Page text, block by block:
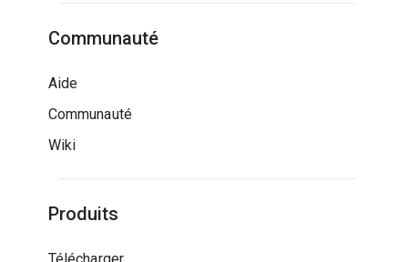
Communauté
Aide
Communauté
Wiki
Produits